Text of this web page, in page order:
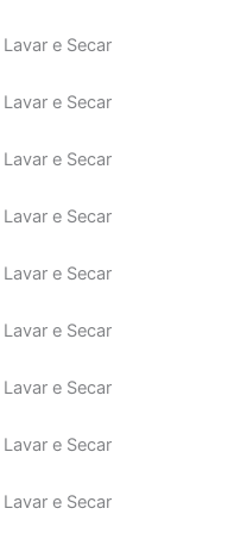
e Secar
e Secar
e Secar
e Secar
e Secar
e Secar
e Secar
e Secar
e Secar